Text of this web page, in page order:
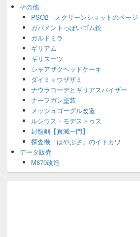
その他
PSO2 スクリーンショットのページ
ガバメントっぽいゴム銃
ガルドミラ
ギリアム
ギリスーツ
シャアザクヘッドケーキ
ダイミョウザザミ
ナウラコーデとギリアスバイザー
ナーフガン塗装
メッシュゴーグル改造
ルシウス・モデストゥス
封龍剣【真滅一門】
探査機「はやぶさ」のイトカワ
データ販売
M870改造